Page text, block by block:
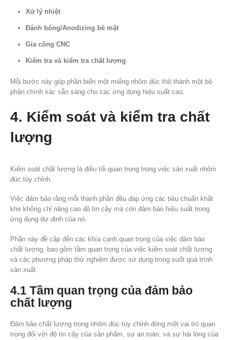
Xử lý nhiệt
Đánh bóng/Anodizing bề mặt
Gia công CNC
Kiểm tra và kiểm tra chất lượng
Mỗi bước này góp phần biến một miếng nhôm đúc thô thành một bộ
phận chính xác sẵn sàng cho các ứng dụng hiệu suất cao.
4. Kiểm soát và kiểm tra chất
lượng
Kiểm soát chất lượng là điều tối quan trọng trong việc sản xuất nhôm
đúc tùy chỉnh.
Việc đảm bảo rằng mỗi thành phần đều đáp ứng các tiêu chuẩn khắt
khe không chỉ nâng cao độ tin cậy mà còn đảm bảo hiệu suất trong
ứng dụng dự định của nó.
Phần này đề cập đến các khía cạnh quan trọng của việc đảm bảo
chất lượng, bao gồm tầm quan trọng của việc kiểm soát chất lượng
và các phương pháp thử nghiệm được sử dụng trong suốt quá trình
sản xuất.
4.1 Tầm quan trọng của đảm bảo
chất lượng
Đảm bảo chất lượng trong nhôm đúc tùy chỉnh đóng một vai trò quan
trọng đối với độ tin cậy của sản phẩm, sự an toàn, và sự hài lòng của